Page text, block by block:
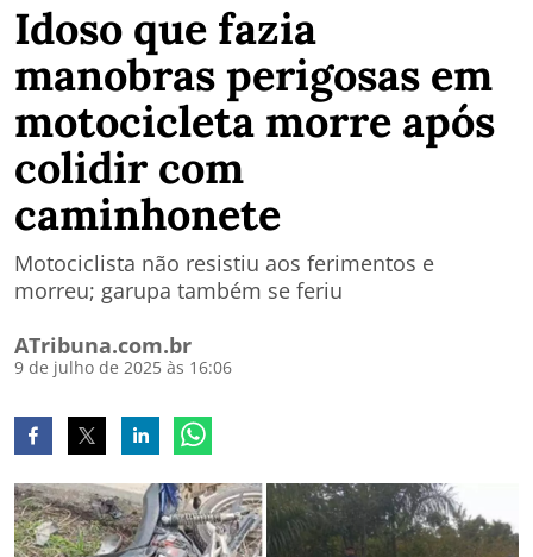
Idoso que fazia
manobras perigosas em
motocicleta morre após
colidir com
caminhonete
Motociclista não resistiu aos ferimentos e
morreu; garupa também se feriu
ATribuna.com.br
9 de julho de 2025 às 16:06